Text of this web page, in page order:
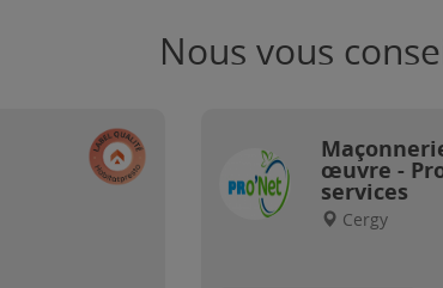
Nous vous
œuvre -
services
Cergy